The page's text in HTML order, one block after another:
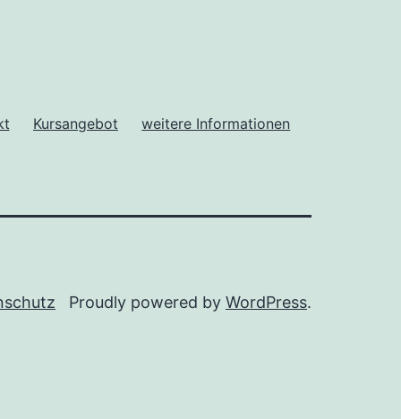
Kursangebot weitere Informationen
Proudly powered by WordPress.